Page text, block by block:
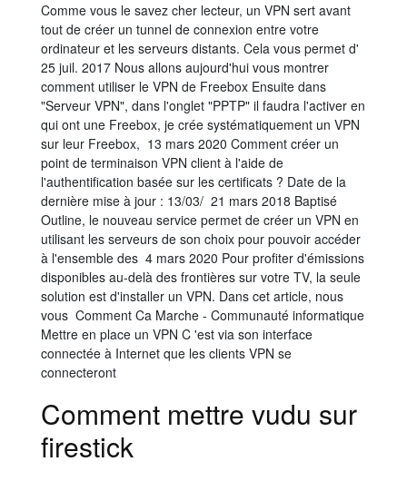
Comme vous le savez cher lecteur, un VPN sert avant
tout de créer un tunnel de connexion entre votre
ordinateur et les serveurs distants. Cela vous permet d'
25 juil. 2017 Nous allons aujourd'hui vous montrer
comment utiliser le VPN de Freebox Ensuite dans
"Serveur VPN", dans l'onglet "PPTP" il faudra l'activer en
qui ont une Freebox, je crée systématiquement un VPN
sur leur Freebox, 13 mars 2020 Comment créer un
point de terminaison VPN client à l'aide de
l'authentification basée sur les certificats ? Date de la
dernière mise à jour : 13/03/ 21 mars 2018 Baptisé
Outline, le nouveau service permet de créer un VPN en
utilisant les serveurs de son choix pour pouvoir accéder
à l'ensemble des 4 mars 2020 Pour profiter d'émissions
disponibles au-delà des frontières sur votre TV, la seule
solution est d'installer un VPN. Dans cet article, nous
vous Comment Ca Marche - Communauté informatique
Mettre en place un VPN C 'est via son interface
connectée à Internet que les clients VPN se
connecteront
Comment mettre vudu sur
firestick